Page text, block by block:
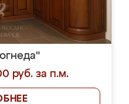
руб. за п.м.